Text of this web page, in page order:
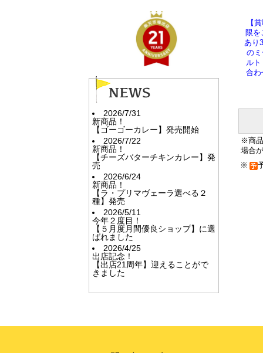
2026/7/31
新商品！
【ゴーゴーカレー】発売開始
2026/7/22
新商品！
【チーズバターチキンカレー】発
売
2026/6/24
新商品！
【ラ・プリマヴェーラ選べる２
種】発売
2026/5/11
今年２度目！
【５月度月間優良ショップ】に選
ばれました
2026/4/25
出店記念！
【出店21周年】迎えることがで
きました
【
限を
あり
の
ル
合わ
※商
場合
※